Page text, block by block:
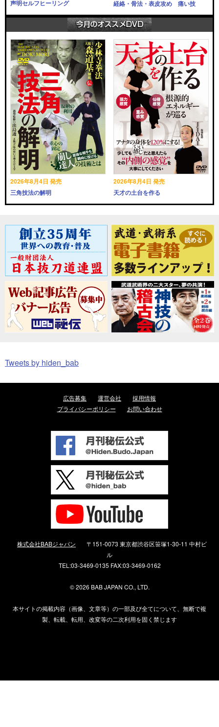
声明セルフヒーリング
経絡・骨法・表皮攻め 痛い技
2026年8月4日 発売
三角技法の解明
2026年8月4日 発売
天才の土台を作る
Tweets by hiden_bab
広告募集 運営会社
採用情報
プライバシーポリシー
お問い合わせ
株式会社BABジャパン
〒151-0073 東京都渋谷区笹塚1-30-11 中村ビ
ル
TEL:03-3469-0135 FAX:03-3469-0162
©2026 BAB JAPAN CO., LTD.
本サイトの掲載内容（画像、文章等）の一部及び全てについて、無断で複
製、転載、転用、改変等の二次利用を固く禁じます